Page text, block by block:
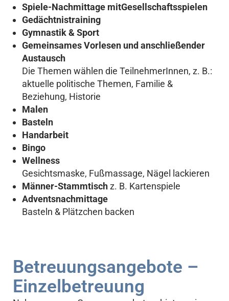
Spiele-Nachmittage mitGesellschaftsspielen
Gedächtnistraining
Gymnastik & Sport
Gemeinsames Vorlesen und anschließender
Austausch
Die Themen wählen die TeilnehmerInnen, z. B.:
aktuelle politische Themen, Familie &
Beziehung, Historie
Malen
Basteln
Handarbeit
Bingo
Wellness
Gesichtsmaske, Fußmassage, Nägel lackieren
Männer-Stammtischz. B. Kartenspiele
Adventsnachmittage
Basteln & Plätzchen backen
Betreuungsangebote –
Einzelbetreuung